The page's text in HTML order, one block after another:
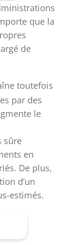
que la
de
toutefois
par des
le
sûre
en
De plus,
d’un
estimés.